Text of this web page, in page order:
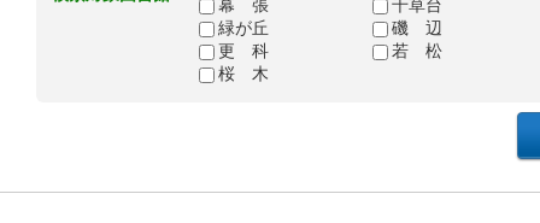
幕 張
千草台
緑が丘
磯 辺
更 科
若 松
桜 木